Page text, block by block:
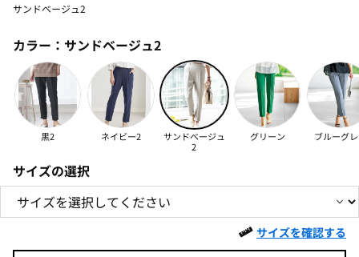
サンドベージュ2
カラー： サンドベージュ2
黒2 ネイビー2
サンドベージュ
2
グリーン ブルーグ
サイズの選択
サイズを確認する